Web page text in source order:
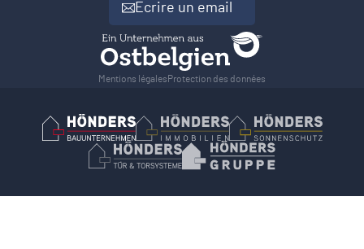
Ecrire un email
Mentions légales Protection des données
Hönders Bauunternehmen
Hoenders Immobilien
Hönders
Hönders Tür- und Torsysteme
Hoenders Gruppe